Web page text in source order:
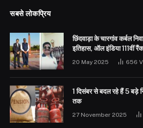
सबसे लोकप्रिय
छिंदवाड़ा के चारगांव कर्बल
इतिहास, ऑल इंडिया 111वीं रैंक
20 May 2025 656
1 दिसंबर से बदल रहे हैं 5
तक
27 November 2025